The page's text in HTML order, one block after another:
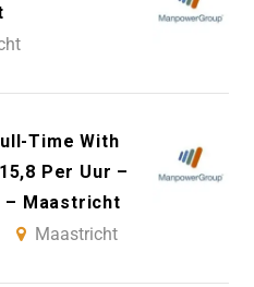
Time With
Per Uur –
– Maastricht
Maastricht